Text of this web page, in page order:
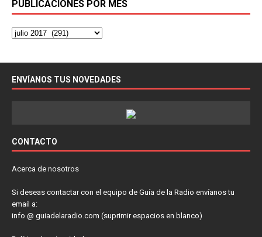
PUBLICACIONES POR MES
ENVÍANOS TUS NOVEDADES
CONTACTO
Acerca de nosotros
Si deseas contactar con el equipo de Guía de la Radio envíanos tu
email a:
info @ guiadelaradio.com (suprimir espacios en blanco)